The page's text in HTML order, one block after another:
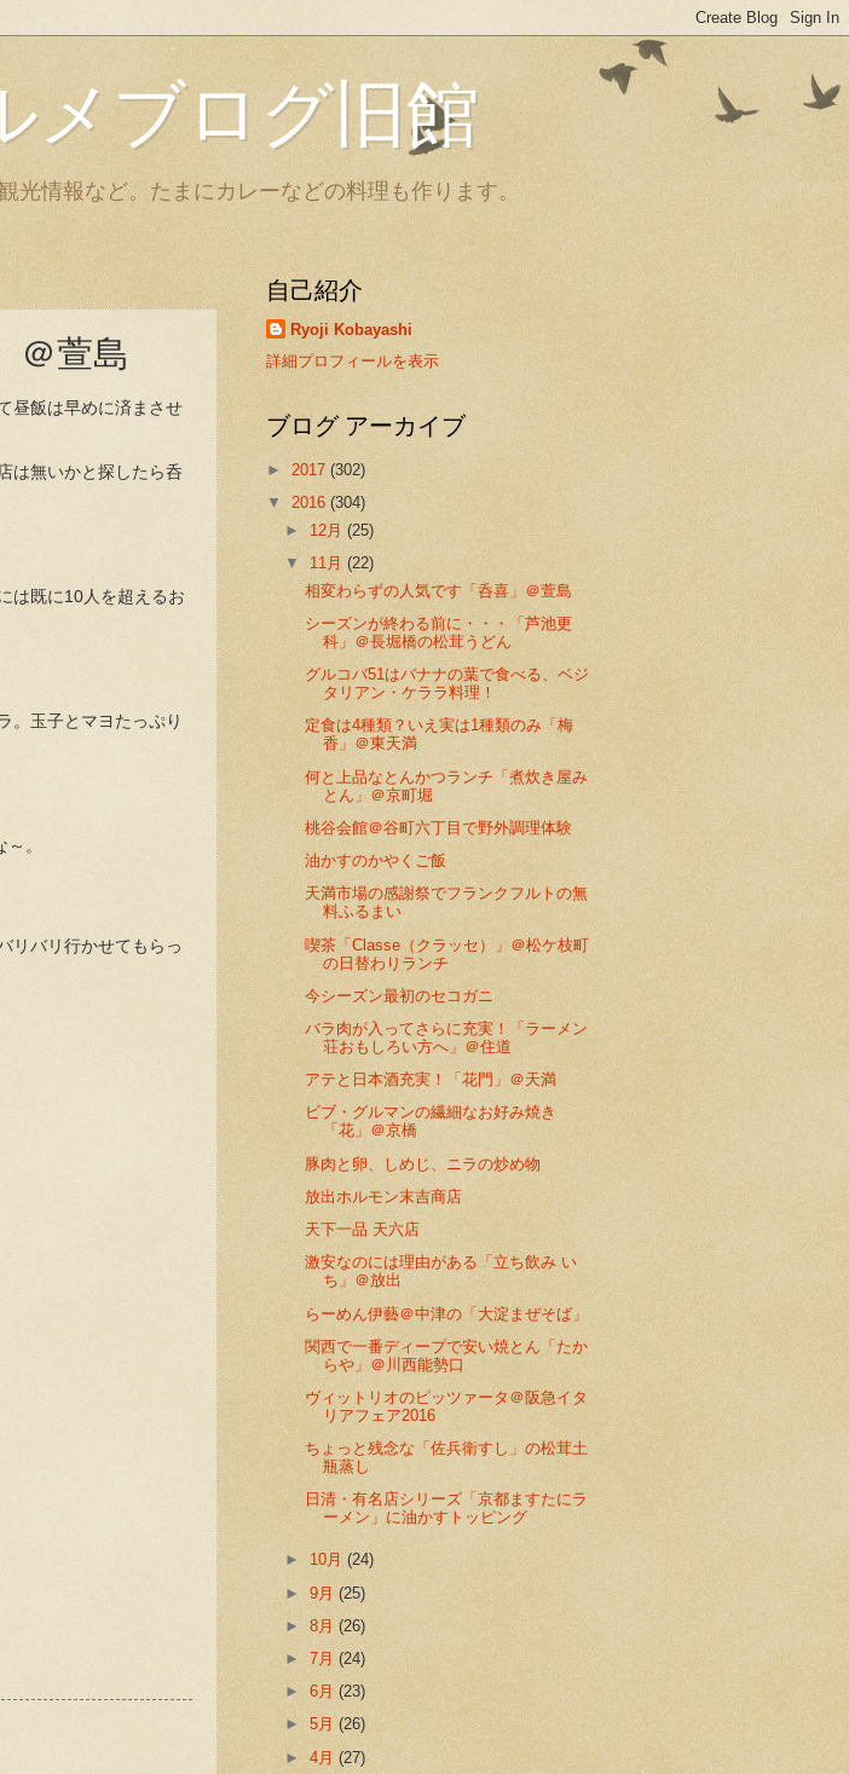
メブログ旧館
情報など。たまにカレーなどの料理も作ります。
＠萱島
昼飯は早めに済まさせ
は無いかと探したら呑
は既に10人を超えるお
。玉子とマヨたっぷり
。
リバリ行かせてもらっ
自己紹介
Ryoji Kobayashi
詳細プロフィールを表示
ブログ アーカイブ
► 2017 (302)
▼ 2016 (304)
► 12月(25)
▼ 11月(22)
相変わらずの人気です「呑喜」＠萱島
シーズンが終わる前に・・・「芦池更
科」＠長堀橋の松茸うどん
グルコバ51はバナナの葉で食べる、ベジ
タリアン・ケララ料理！
定食は4種類？いえ実は1種類のみ「梅
香」＠東天満
何と上品なとんかつランチ「煮炊き屋み
とん」＠京町堀
桃谷会館＠谷町六丁目で野外調理体験
油かすのかやくご飯
天満市場の感謝祭でフランクフルトの無
料ふるまい
喫茶「Classe（クラッセ）」＠松ケ枝町
の日替わりランチ
今シーズン最初のセコガニ
バラ肉が入ってさらに充実！「ラーメン
荘おもしろい方へ」＠住道
アテと日本酒充実！「花門」＠天満
ビブ・グルマンの繊細なお好み焼き
「花」＠京橋
豚肉と卵、しめじ、ニラの炒め物
放出ホルモン末吉商店
天下一品 天六店
激安なのには理由がある「立ち飲み い
ち」＠放出
らーめん伊藝＠中津の「大淀まぜそば」
関西で一番ディープで安い焼とん「たか
らや」＠川西能勢口
ヴィットリオのピッツァータ＠阪急イタ
リアフェア2016
ちょっと残念な「佐兵衛すし」の松茸土
瓶蒸し
日清・有名店シリーズ「京都ますたにラ
ーメン」に油かすトッピング
► 10月(24)
►9月(25)
►8月(26)
►7月(24)
►6月(23)
►5月(26)
►4月(27)